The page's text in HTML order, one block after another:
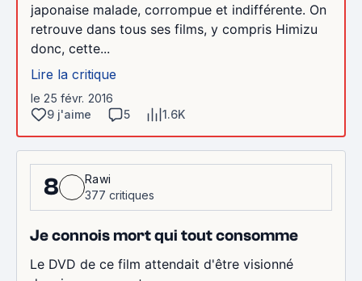
japonaise malade, corrompue et indifférente. On
retrouve dans tous ses films, y compris Himizu
donc, cette...
Lire la critique
le 25 févr. 2016
9 j'aime
5 1.6K
8
Rawi
377 critiques
Je connois mort qui tout consomme
Le DVD de ce film attendait d'être visionné